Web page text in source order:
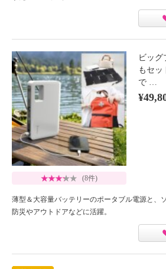
ビッグ
もセッ
で …
(8件)
薄型＆大容量バッテリーのポータブル電源と、
防災やアウトドアなどに活躍。